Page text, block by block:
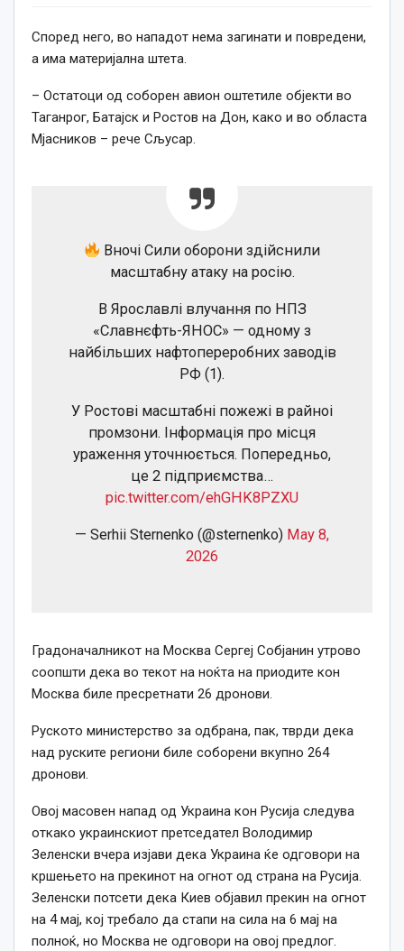
Според него, во нападот нема загинати и повредени,
а има материјална штета.
– Остатоци од соборен авион оштетиле објекти во
Таганрог, Батајск и Ростов на Дон, како и во областа
Мјасников – рече Сљусар.
Вночі Сили оборони здійснили
масштабну атаку на росію.
В Ярославлі влучання по НПЗ
«Славнєфть-ЯНОС» — одному з
найбільших нафтопереробних заводів
РФ (1).
У Ростові масштабні пожежі в райноі
промзони. Інформація про місця
ураження уточнюється. Попередньо,
це 2 підприємства…
pic.twitter.com/ehGHK8PZXU
— Serhii Sternenko (@sternenko) May 8,
2026
Градоначалникот на Москва Сергеј Собјанин утрово
соопшти дека во текот на ноќта на приодите кон
Москва биле пресретнати 26 дронови.
Руското министерство за одбрана, пак, тврди дека
над руските региони биле соборени вкупно 264
дронови.
Овој масовен напад од Украина кон Русија следува
откако украинскиот претседател Володимир
Зеленски вчера изјави дека Украина ќе одговори на
кршењето на прекинот на огнот од страна на Русија.
Зеленски потсети дека Киев објавил прекин на огнот
на 4 мај, кој требало да стапи на сила на 6 мај на
полноќ, но Москва не одговори на овој предлог.